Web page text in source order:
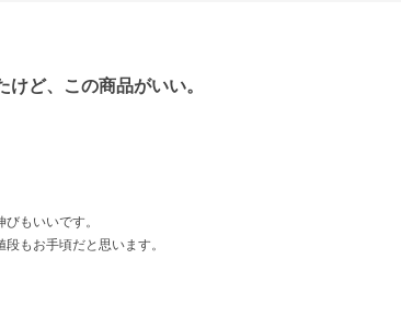
ど、この商品がいい。
もいいです。
もお手頃だと思います。